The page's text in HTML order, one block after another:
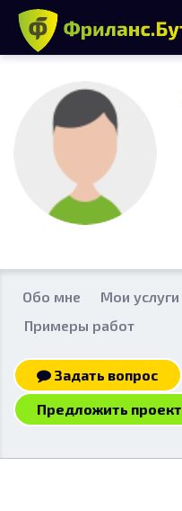
Обо мне Мои услуги
Примеры работ
Задать вопрос
Предложить проект